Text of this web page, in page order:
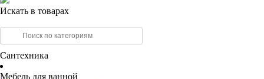
Искать в товарах
Сантехника
Мебель для ванной